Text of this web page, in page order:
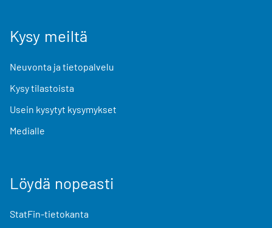
Kysy meiltä
Neuvonta ja tietopalvelu
Kysy tilastoista
Usein kysytyt kysymykset
Medialle
Löydä nopeasti
StatFin-tietokanta